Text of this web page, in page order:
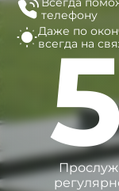
телефону
Даже по
всегда на